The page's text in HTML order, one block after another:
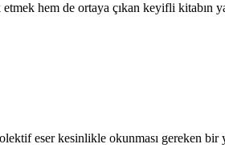
hem de ortaya çıkan keyifli kitabın
eser kesinlikle okunması gereken bir